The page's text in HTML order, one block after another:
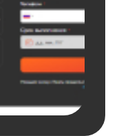
было, все условия
четко прописано,
никаких подводных
камней. Впервые
все время я спал
спокойно,
работы отправляли
может пару дней
Куратора все у...